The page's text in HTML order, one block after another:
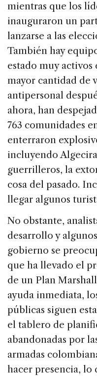
mientras que los
inauguraron un
lanzarse a las
También hay
estado muy activos
mayor cantidad de
antipersonal
ahora, han
763 comunidades
enterraron
incluyendo
guerrilleros, la
cosa del pasado.
llegar algunos
No obstante,
desarrollo y
gobierno se
que ha llevado el
de un Plan
ayuda inmediata,
públicas siguen
el tablero de
abandonadas por
armadas
hacer presencia, lo